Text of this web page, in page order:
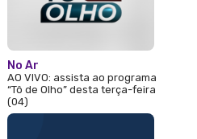
No Ar
AO VIVO: assista ao programa
“Tô de Olho” desta terça-feira
(04)